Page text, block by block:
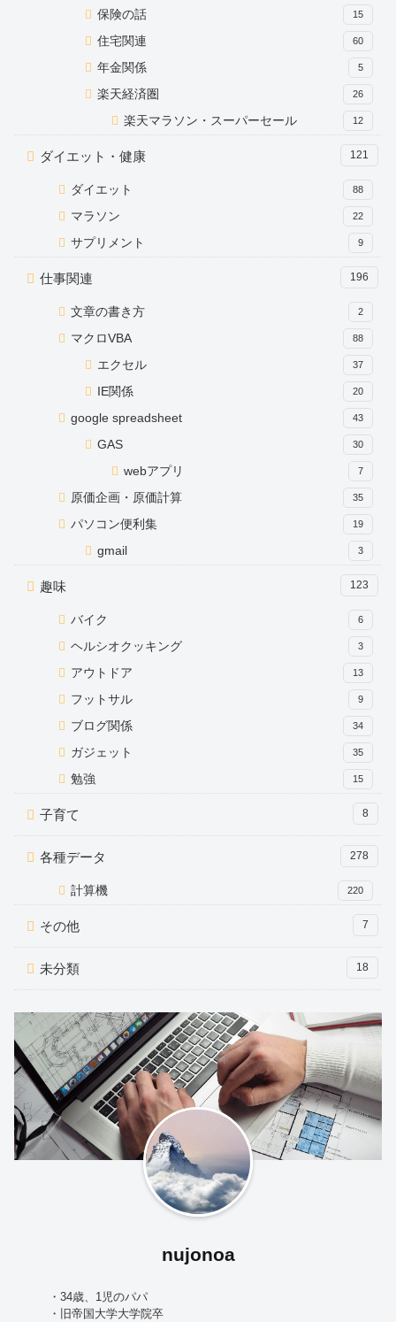
保険の話 15
住宅関連 60
年金関係 5
楽天経済圏 26
楽天マラソン・スーパーセール 12
ダイエット・健康 121
ダイエット 88
マラソン 22
サプリメント 9
仕事関連 196
文章の書き方 2
マクロVBA 88
エクセル 37
IE関係 20
google spreadsheet 43
GAS 30
webアプリ 7
原価企画・原価計算 35
パソコン便利集 19
gmail 3
趣味 123
バイク 6
ヘルシオクッキング 3
アウトドア 13
フットサル 9
ブログ関係 34
ガジェット 35
勉強 15
子育て 8
各種データ 278
計算機 220
その他 7
未分類 18
nujonoa
・34歳、1児のパパ
・旧帝国大学大学院卒